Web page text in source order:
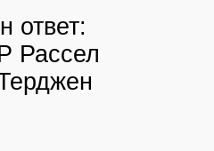
ответ:
Рассел